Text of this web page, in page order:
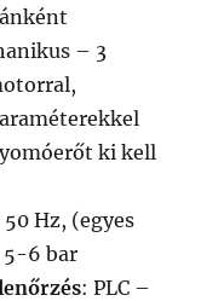
– 3
ki kell
50 Hz, (egyes
5-6 bar
: PLC –